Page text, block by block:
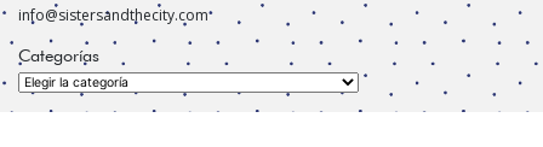
info@sistersandthecity.com
Categorías
Categorías